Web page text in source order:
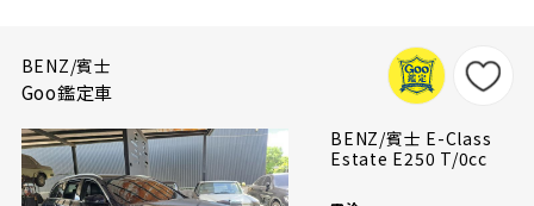
BENZ/賓士
Goo鑑定車
BENZ/賓士 E-Class
Estate E250 T/0cc